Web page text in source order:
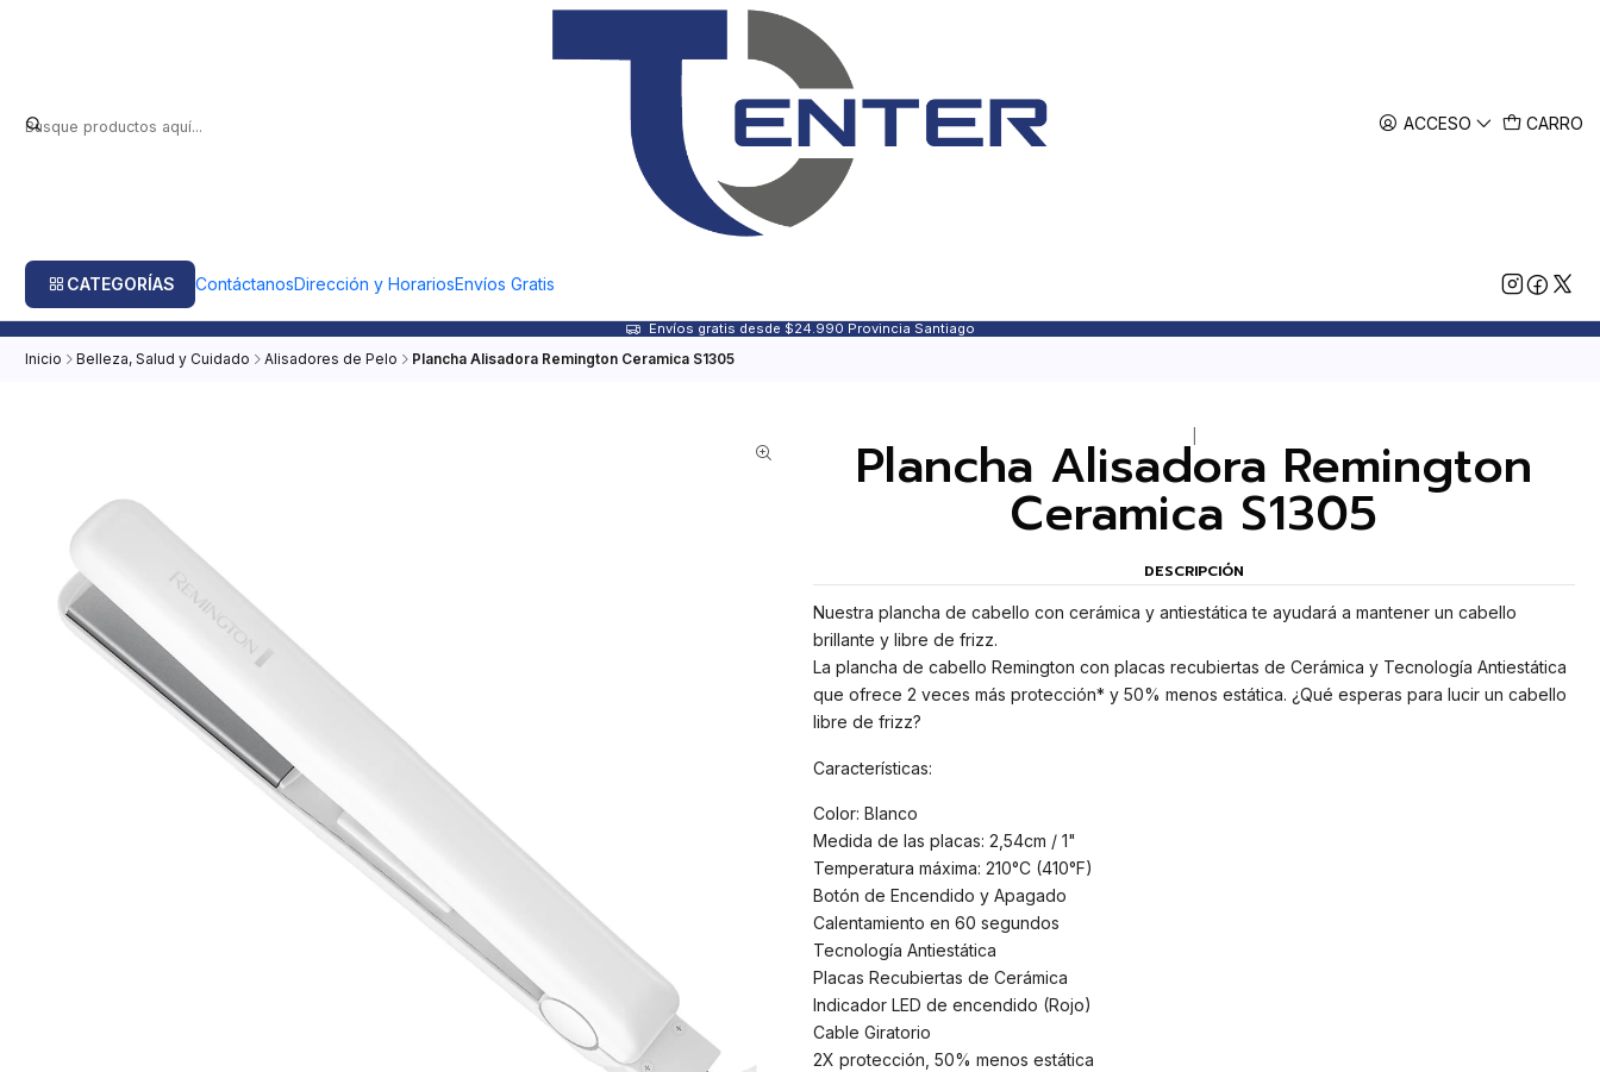
ACCESO CARRO
CATEGORÍAS ContáctanosDirección y HorariosEnvíos Gratis
Envíos gratis desde $24.990 Provincia Santiago
Inicio Belleza, Salud y Cuidado Alisadores de Pelo Plancha Alisadora Remington Ceramica S1305
Plancha Alisadora Remington
Ceramica S1305
DESCRIPCIÓN
Nuestra plancha de cabello con cerámica y antiestática te ayudará a mantener un cabello
brillante y libre de frizz.
La plancha de cabello Remington con placas recubiertas de Cerámica y Tecnología Antiestática
que ofrece 2 veces más protección* y 50% menos estática. ¿Qué esperas para lucir un cabello
libre de frizz?
Características:
Color: Blanco
Medida de las placas: 2,54cm / 1"
Temperatura máxima: 210°C (410°F)
Botón de Encendido y Apagado
Calentamiento en 60 segundos
Tecnología Antiestática
Placas Recubiertas de Cerámica
Indicador LED de encendido (Rojo)
Cable Giratorio
2X protección, 50% menos estática